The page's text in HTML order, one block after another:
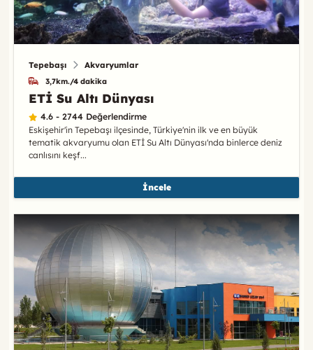
Tepebaşı Akvaryumlar
3,7km./4 dakika
ETİ Su Altı Dünyası
4.6 - 2744 Değerlendirme
Eskişehir'in Tepebaşı ilçesinde, Türkiye'nin ilk ve en büyük
tematik akvaryumu olan ETİ Su Altı Dünyası'nda binlerce deniz
canlısını keşf...
İncele